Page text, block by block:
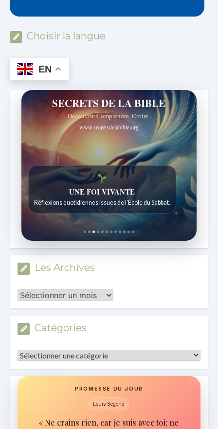
Choisir la langue
EN
SECRETS DE LA BIBLE
Découvrir. Comprendre. Croire.
www.secretsdelabible.org
Histoires bibliques étonnantes
Histoires pour les enfants de 7 à 12 ans.
Les Archives
Les
Archives
Catégories
Catégories
PROMESSE DU JOUR
Louis Segond
« Ne crains rien, car je suis avec toi; ne